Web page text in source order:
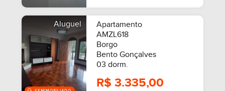
Aluguel
Apartamento
AMZL618
Borgo
Bento Gonçalves
03 dorm.
R$ 3.335,00